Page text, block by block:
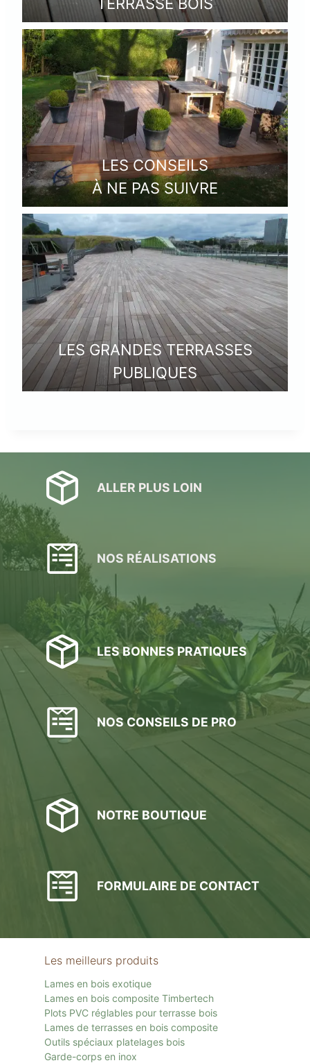
LES CONSEILS
À NE PAS SUIVRE
LES GRANDES TERRASSES
PUBLIQUES
ALLER PLUS LOIN
NOS RÉALISATIONS
LES BONNES PRATIQUES
NOS CONSEILS DE PRO
NOTRE BOUTIQUE
FORMULAIRE DE CONTACT
Les meilleurs produits
Lames en bois exotique
Lames en bois composite Timbertech
Plots PVC réglables pour terrasse bois
Lames de terrasses en bois composite
Outils spéciaux platelages bois
Garde-corps en inox